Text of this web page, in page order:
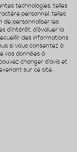
technologies, telles
personnel, telles
de personnaliser les
d’intérêt, d’évaluer la
des informations
si vous consentez à
vos données à
changer d’avis et
sur ce site.